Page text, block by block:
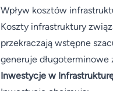
Wpływ kosztów
Koszty infrastruktury
przekraczają wstępne
generuje długoterminowe
Inwestycje w